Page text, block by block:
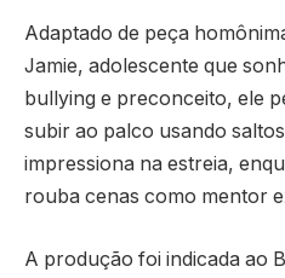
Adaptado de peça
Jamie, adolescente que
bullying e preconceito, ele
subir ao palco usando
impressiona na estreia,
rouba cenas como mentor
A produção foi indicada ao